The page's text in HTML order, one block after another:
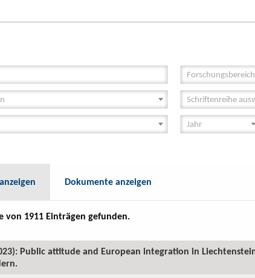
Schriftenreihe
Dokumente anzeigen
von 1911 Einträgen gefunden.
Public attitude and European integration in